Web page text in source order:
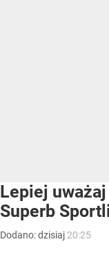
Lepiej
Superb
Dodano:dzisiaj 20:25